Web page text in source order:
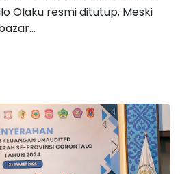
Olaku resmi ditutup. Meski